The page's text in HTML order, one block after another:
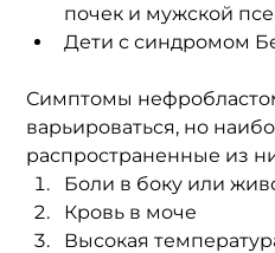
почек и мужской
Дети с синдромом
Симптомы
варьироваться, но
распространенные из
Боли в боку или
Кровь в моче
Высокая